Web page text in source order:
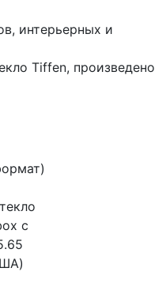
интерьерных и
Tiffen, произведено
с